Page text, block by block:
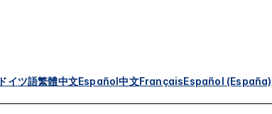
ドイツ語繁體中文Español中文FrançaisEspañol (España)